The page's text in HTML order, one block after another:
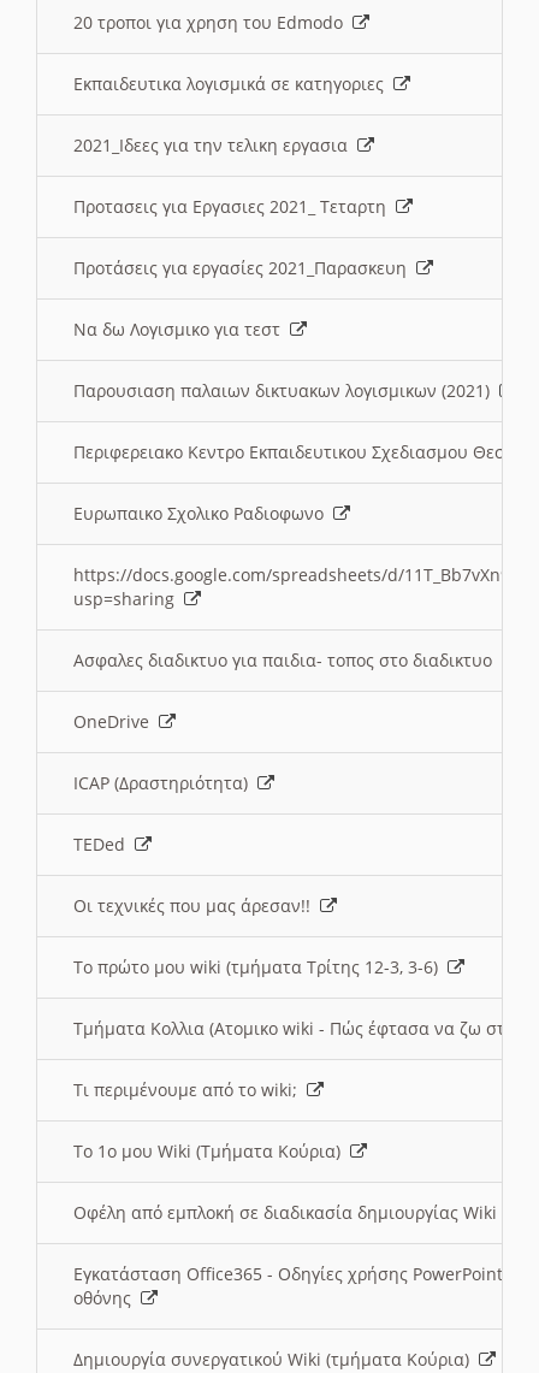
20 τροποι για χρηση του Edmodo
Εκπαιδευτικα λογισμικά σε κατηγοριες
2021_Ιδεες για την τελικη εργασια
Προτασεις για Εργασιες 2021_ Τεταρτη
Προτάσεις για εργασίες 2021_Παρασκευη
Να δω Λογισμικο για τεστ
Παρουσιαση παλαιων δικτυακων λογισμικων (2021)
Περιφερειακο Κεντρο Εκπαιδευτικου Σχεδιασμου
Ευρωπαικο Σχολικο Ραδιοφωνο
https://docs.google.com/spreadsheets/d/
usp=sharing
Ασφαλες διαδικτυο για παιδια- τοπος στο διαδικτυο
OneDrive
ICAP (Δραστηριότητα)
TEDed
Οι τεχνικές που μας άρεσαν!!
Το πρώτο μου wiki (τμήματα Τρίτης 12-3, 3-6)
Τμήματα Κολλια (Ατομικο wiki - Πώς έφτασα να ζω στην
Τι περιμένουμε από το wiki;
Το 1ο μου Wiki (Τμήματα Κούρια)
Οφέλη από εμπλοκή σε διαδικασία δημιουργίας Wiki
Εγκατάσταση Office365 - Οδηγίες χρήσης PowerPoint
οθόνης
Δημιουργία συνεργατικού Wiki (τμήματα Κούρια)